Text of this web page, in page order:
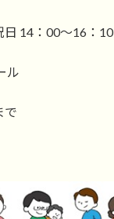
日 14：00～16：10
ル
で